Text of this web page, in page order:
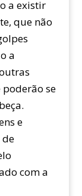
a existir
que não
a
se
e
com a